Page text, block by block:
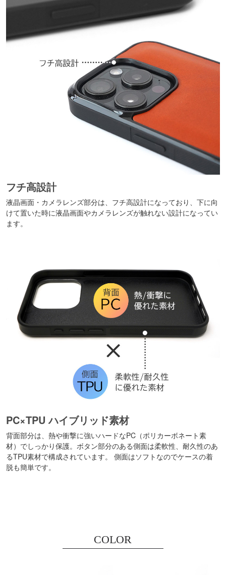
フチ高設計
液晶画面・カメラレンズ部分は、フチ高設計になっており、下に向
けて置いた時に液晶画面やカメラレンズが触れない設計になってい
ます。
PC×TPU ハイブリッド素材
背面部分は、熱や衝撃に強いハードなPC（ポリカーボネート素
材）でしっかり保護。ボタン部分のある側面は柔軟性、耐久性のあ
るTPU素材で構成されています。 側面はソフトなのでケースの着
脱も簡単です。
COLOR